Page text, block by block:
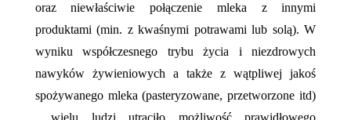
oraz niewłaściwie połączenie mleka z innymi
produktami (min. z kwaśnymi potrawami lub solą). W
wyniku współczesnego trybu życia i niezdrowych
nawyków żywieniowych a także z wątpliwej jakoś
spożywanego mleka (pasteryzowane, przetworzone itd)
, wielu ludzi utraciło możliwość prawidłowego